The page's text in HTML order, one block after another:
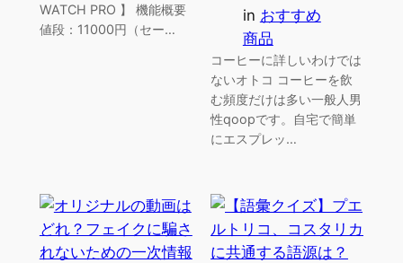
WATCH PRO 】 機能概要
値段：11000円（セー…
in おすすめ
商品
コーヒーに詳しいわけでは
ないオトコ コーヒーを飲
む頻度だけは多い一般人男
性qoopです。自宅で簡単
にエスプレッ…